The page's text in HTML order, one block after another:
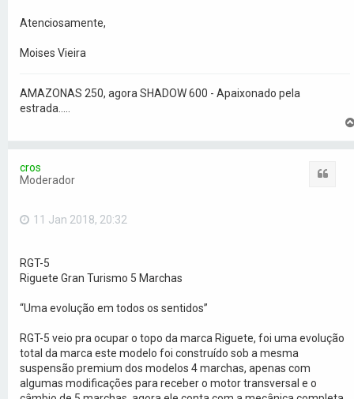
Atenciosamente,
Moises Vieira
AMAZONAS 250, agora SHADOW 600 - Apaixonado pela
estrada.....
cros
Moderador
11 Jan 2018, 20:32
RGT-5
Riguete Gran Turismo 5 Marchas
“Uma evolução em todos os sentidos”
RGT-5 veio pra ocupar o topo da marca Riguete, foi uma evolução
total da marca este modelo foi construído sob a mesma
suspensão premium dos modelos 4 marchas, apenas com
algumas modificações para receber o motor transversal e o